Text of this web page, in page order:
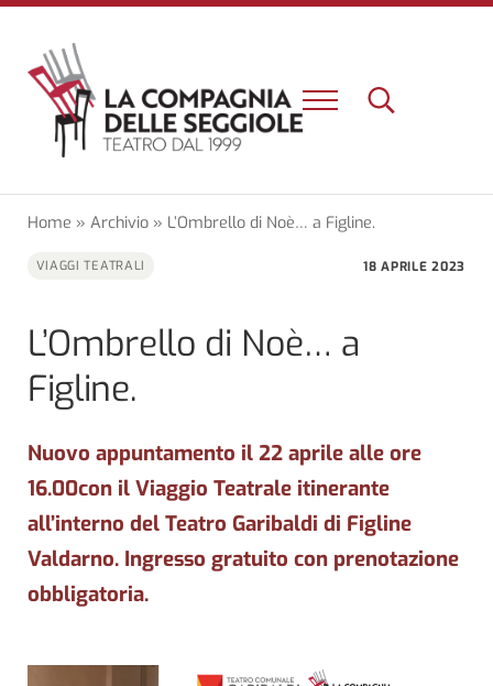
Passa al contenuto principale
Skip to header right navigation
Skip to site footer
La Compagnia delle Seggiole
Un nuovo teatro e una nuova esperienza a Firenze
Menu Search...
Home » Archivio» L’Ombrello di Noè… a Figline.
VIAGGI TEATRALI 18 APRILE 2023
L’Ombrello di Noè… a
Figline.
Nuovo appuntamento il 22 aprile alle ore
16.00con il Viaggio Teatrale itinerante
all’interno del Teatro Garibaldi di Figline
Valdarno. Ingresso gratuito con prenotazione
obbligatoria.